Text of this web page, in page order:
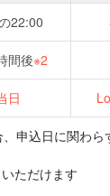
22:00
間後※2
日
申込日に関わ
ただけます